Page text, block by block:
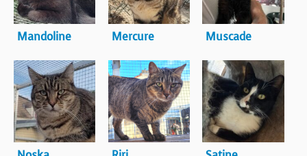
Mandoline Mercure Muscade